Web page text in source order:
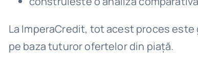
La ImperaCredit, tot acest proces
pe baza tuturor ofertelor din piață.